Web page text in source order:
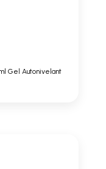
Gel Autonivelant